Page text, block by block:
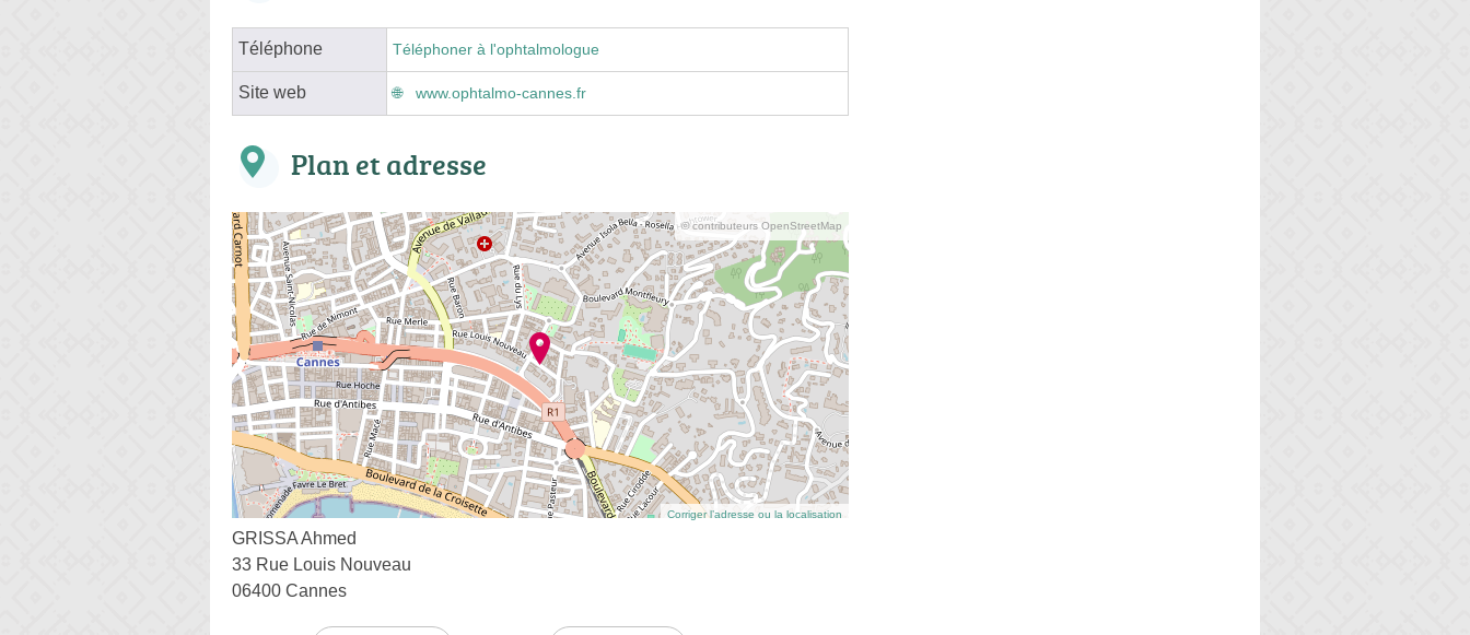
Téléphone Téléphoner à l'ophtalmologue
Site web www.ophtalmo-cannes.fr
Plan et adresse
© contributeurs OpenStreetMap
Corriger l’adresse ou la localisation
GRISSA Ahmed
33 Rue Louis Nouveau
06400 Cannes